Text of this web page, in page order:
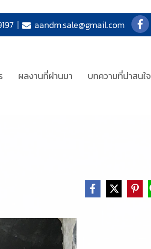
| aandm.sale@gmail.com
ผลงานที่ผ่านมา บทความที่น่าสนใจ